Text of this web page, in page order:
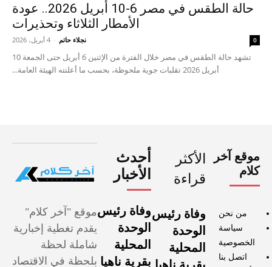
حالة الطقس في مصر 6-10 أبريل 2026.. عودة
الأمطار الثلاثاء وتحذيرات
نجلاء حاتم - 4 أبريل، 2026 0
تشهد حالة الطقس في مصر خلال الفترة من الإثنين 6 أبريل حتى الجمعة 10
أبريل 2026 تقلبات جوية ملحوظة، بحسب ما أعلنته الهيئة العامة...
موقع آخر
كلام
من نحن
سياسة
الخصوصية
اتصل بنا
الأكثر
قراءة
وفاة رئيس
الوحدة
المحلية
أحدث
الأخبار
وفاة رئيس
الوحدة
المحلية
بقرية ناهيا
موقع "آخر كلام"
يقدم تغطية إخبارية
شاملة لحظة
بلحظة في الاقتصاد